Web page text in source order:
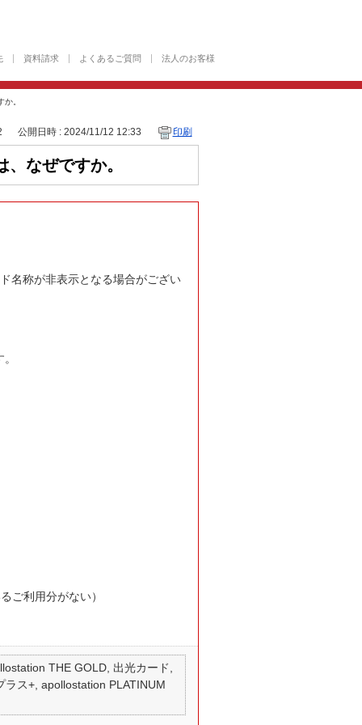
資料請求 よくあるご質問 法人のお客様
。
公開日時 : 2024/11/12 12:33 印刷
なぜですか。
名称が非表示となる場合がござい
ご利用分がない）
THE GOLD, 出光カード,
ス+, apollostation PLATINUM